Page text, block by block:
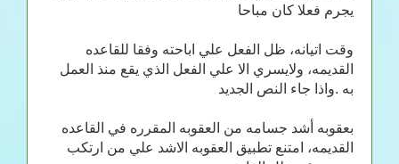
يجرم فعلا كان مباحا
وقت اتيانه، ظل الفعل علي اباحته وفقا للقاعده
القديمه، ولايسري الا علي الفعل الذي يقع منذ العمل
به .واذا جاء النص الجديد
بعقوبه أشد جسامه من العقوبه المقرره في القاعده
القديمه، امتنع تطبيق العقوبه الاشد علي من ارتكب